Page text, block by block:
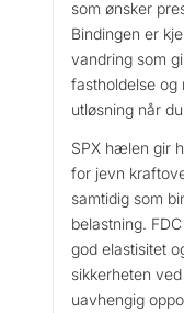
0
0
.
som ønsker
Bindingen er
vandring som
fastholdelse og
utløsning når
SPX hælen gir
for jevn
samtidig som
belastning.
god elastisitet
sikkerheten
uavhengig